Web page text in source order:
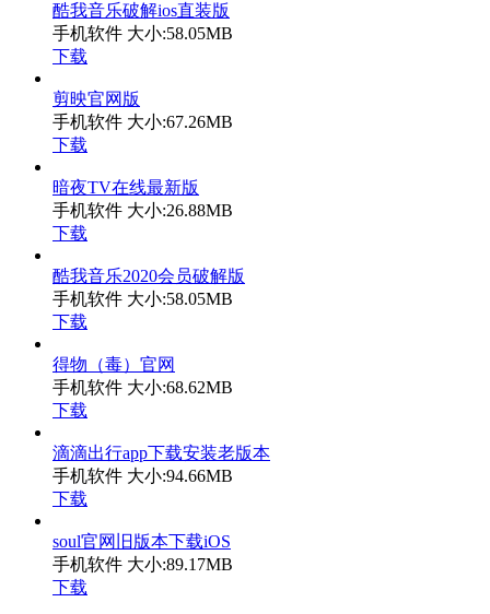
酷我音乐破解ios直装版
手机软件 大小:58.05MB
下载
剪映官网版
手机软件 大小:67.26MB
下载
暗夜TV在线最新版
手机软件 大小:26.88MB
下载
酷我音乐2020会员破解版
手机软件 大小:58.05MB
下载
得物（毒）官网
手机软件 大小:68.62MB
下载
滴滴出行app下载安装老版本
手机软件 大小:94.66MB
下载
soul官网旧版本下载iOS
手机软件 大小:89.17MB
下载